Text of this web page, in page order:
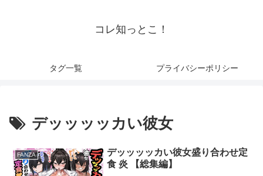
コレ知っとこ！
タグ一覧 プライバシーポリシー
デッッッッカい彼女
FANZA
デッッッッカい彼女盛り合わせ定
食 炎 【総集編】